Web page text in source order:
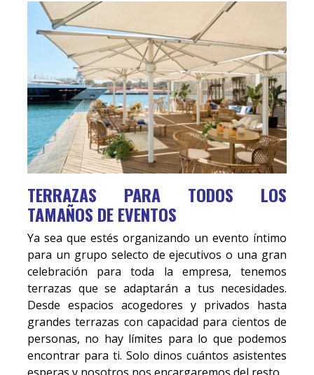
TERRAZAS PARA TODOS LOS
TAMAÑOS DE EVENTOS
Ya sea que estés organizando un evento íntimo
para un grupo selecto de ejecutivos o una gran
celebración para toda la empresa, tenemos
terrazas que se adaptarán a tus necesidades.
Desde espacios acogedores y privados hasta
grandes terrazas con capacidad para cientos de
personas, no hay límites para lo que podemos
encontrar para ti. Solo dinos cuántos asistentes